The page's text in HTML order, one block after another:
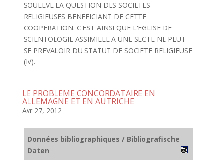
SOULEVE LA QUESTION DES SOCIETES
RELIGIEUSES BENEFICIANT DE CETTE
COOPERATION. C'EST AINSI QUE L'EGLISE DE
SCIENTOLOGIE ASSIMILEE A UNE SECTE NE PEUT
SE PREVALOIR DU STATUT DE SOCIETE RELIGIEUSE
(IV).
LE PROBLEME CONCORDATAIRE EN
ALLEMAGNE ET EN AUTRICHE
Avr 27, 2012
Données bibliographiques / Bibliografische
Daten